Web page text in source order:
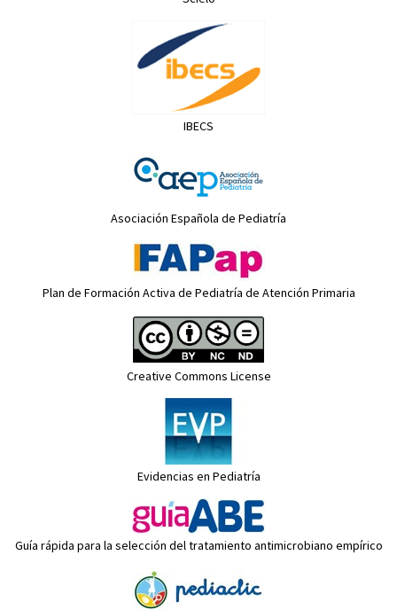
IBECS
Asociación Española de Pediatría
Plan de Formación Activa de Pediatría de Atención Primaria
Creative Commons License
Evidencias en Pediatría
Guía rápida para la selección del tratamiento antimicrobiano empírico